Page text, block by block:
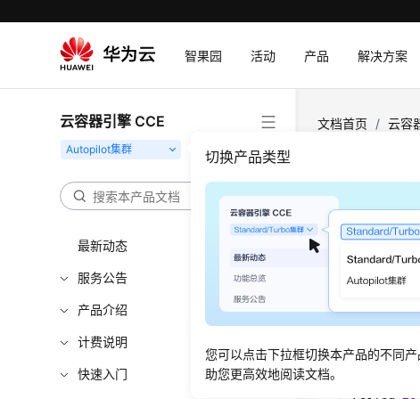
智果园 活动 产品 解决方案
云容器引擎 CCE
切换产品类型
您可以点击下拉框切换本产品的不同
助您更高效地阅读文档。
最新动态
服务公告
产品介绍
计费说明
快速入门
文档首页 / 云容
创建工
在Autopilot